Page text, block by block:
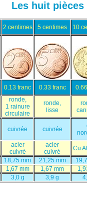
Les huit
2 centimes 5 centimes 10
0.13 franc 0.33 franc
ronde,
1 rainure
circulaire
ronde,
lisse
cuivrée cuivrée
acier
cuivré
acier
cuivré
Cu
18,75 mm 21,25 mm
1,67 mm 1,67 mm
3,0 g 3,9 g